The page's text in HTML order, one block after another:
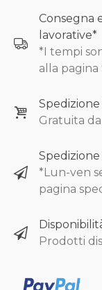
Consegna
lavorative*
*I tempi
alla pagina
Gratuita
*Lun-ven
pagina
Prodotti